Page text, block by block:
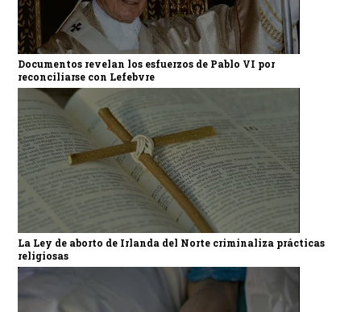
Documentos revelan los esfuerzos de Pablo VI por
reconciliarse con Lefebvre
La Ley de aborto de Irlanda del Norte criminaliza prácticas
religiosas